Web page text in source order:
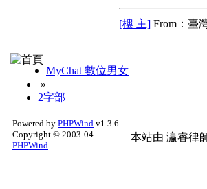
[樓 主] From：臺
MyChat 數位男女
»
2字部
Powered by PHPWind v1.3.6
Copyright © 2003-04
PHPWind
本站由 瀛睿律